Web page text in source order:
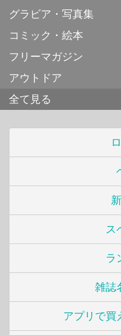
グラビア・写真集
コミック・絵本
フリーマガジン
アウトドア
全て見る
ス
ラ
雑誌
アプリで買